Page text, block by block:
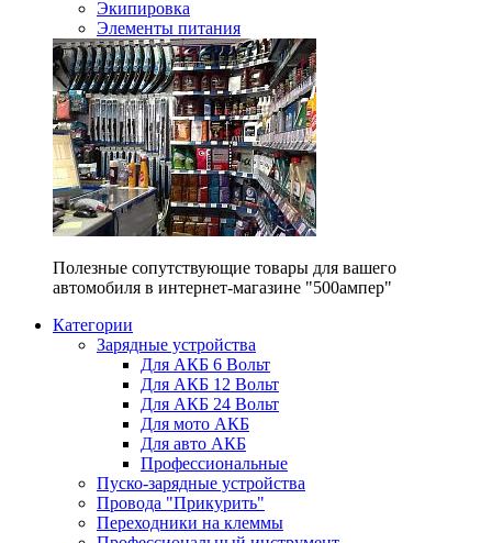
Экипировка
Элементы питания
Полезные сопутствующие товары для вашего
автомобиля в интернет-магазине "500ампер"
Категории
Зарядные устройства
Для АКБ 6 Вольт
Для АКБ 12 Вольт
Для АКБ 24 Вольт
Для мото АКБ
Для авто АКБ
Профессиональные
Пуско-зарядные устройства
Провода "Прикурить"
Переходники на клеммы